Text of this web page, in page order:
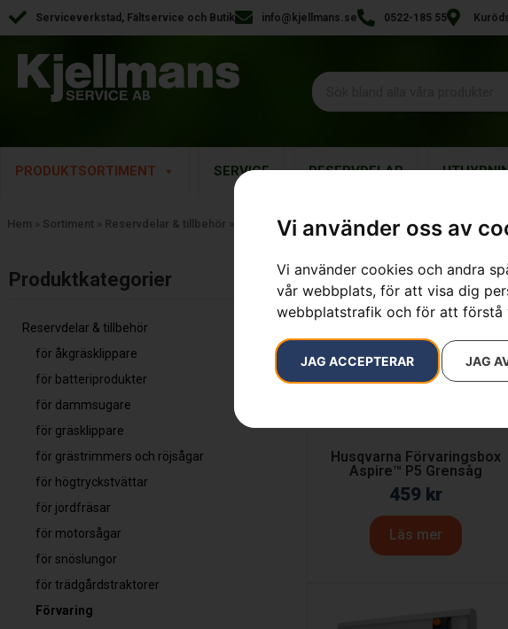
Vi använder oss av
Vi använder cookies och andra
vår webbplats, för att visa dig
webbplatstrafik och för att förstå
JAG ACCEPTERAR JAG
Serviceverkstad, Fältservice och Butik info@kjellmans.se 0522-185 55
PRODUKTSORTIMENT SERVICE RESERVDELAR
Hem » Sortiment » Reservdelar & tillbehör » Förvaring
Produktkategorier​
Reservdelar & tillbehör
för åkgräsklippare
för batteriprodukter
för dammsugare
för gräsklippare
för grästrimmers och röjsågar
för högtryckstvättar
för jordfräsar
för motorsågar
för snöslungor
för trädgårdstraktorer
Förvaring
Visar alla 9 resultat
Husqvarna Förvaringsbox
Aspire™ P5 Grensåg
459 kr
Läs mer